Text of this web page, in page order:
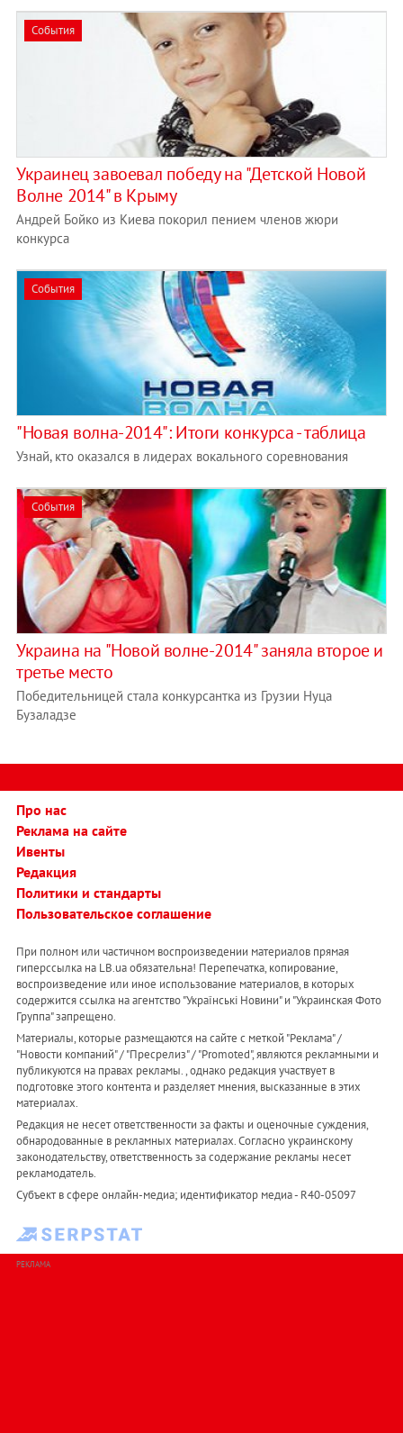
События
Украинец завоевал победу на "Детской Новой
Волне 2014" в Крыму
Андрей Бойко из Киева покорил пением членов жюри
конкурса
События
"Новая волна-2014": Итоги конкурса - таблица
Узнай, кто оказался в лидерах вокального соревнования
События
Украина на "Новой волне-2014" заняла второе и
третье место
Победительницей стала конкурсантка из Грузии Нуца
Бузаладзе
Про нас
Реклама на сайте
Ивенты
Редакция
Политики и стандарты
Пользовательское соглашение
При полном или частичном воспроизведении материалов прямая
гиперссылка на LB.ua обязательна! Перепечатка, копирование,
воспроизведение или иное использование материалов, в которых
содержится ссылка на агентство "Українськi Новини" и "Украинская Фото
Группа" запрещено.
Материалы, которые размещаются на сайте с меткой "Реклама" /
"Новости компаний" / "Пресрелиз" / "Promoted", являются рекламными и
публикуются на правах рекламы. , однако редакция участвует в
подготовке этого контента и разделяет мнения, высказанные в этих
материалах.
Редакция не несет ответственности за факты и оценочные суждения,
обнародованные в рекламных материалах. Согласно украинскому
законодательству, ответственность за содержание рекламы несет
рекламодатель.
Субъект в сфере онлайн-медиа; идентификатор медиа - R40-05097
РЕКЛАМА